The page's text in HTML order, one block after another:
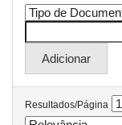
Resultados/Página